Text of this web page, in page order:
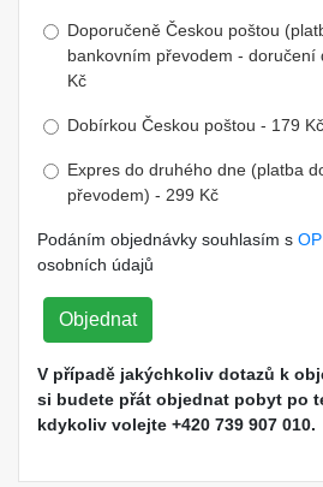
Doporučeně Českou poštou
bankovním převodem - doručení
Kč
Dobírkou Českou poštou - 179 Kč
Expres do druhého dne (platba
převodem) - 299 Kč
Podáním objednávky souhlasím s OP
osobních údajů
Objednat
V případě jakýchkoliv dotazů k
si budete přát objednat pobyt po
kdykoliv volejte +420 739 907 010.